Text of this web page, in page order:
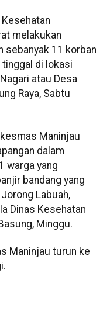
melakukan
sebanyak 11 korban
di lokasi
atau Desa
Raya, Sabtu
Maninjau
dalam
warga yang
bandang yang
Labuah,
Dinas Kesehatan
Minggu.
Maninjau turun ke